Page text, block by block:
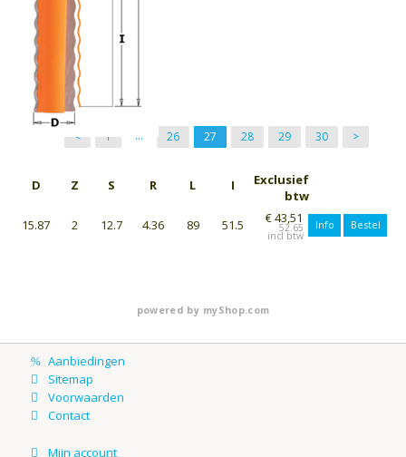
D Z S R L I
Exclusief
btw
15.87
2 12.7 4.36 89 51.5 € 43,51
52.65 Info Bestel
< 1 ... 26 27 28 29 30 >
powered by myShop.com